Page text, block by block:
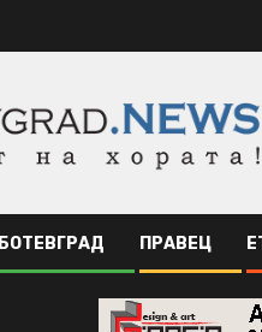
БОТЕВГРАД ПРАВЕЦ